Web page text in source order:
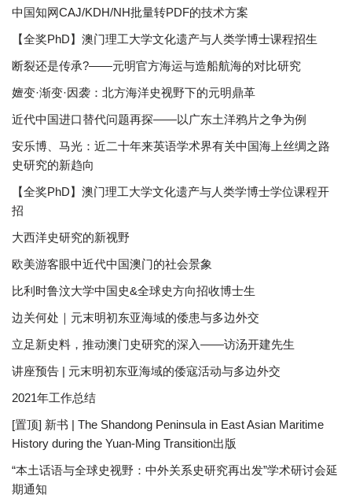
中国知网CAJ/KDH/NH批量转PDF的技术方案
【全奖PhD】澳门理工大学文化遗产与人类学博士课程招生
断裂还是传承?——元明官方海运与造船航海的对比研究
嬗变·渐变·因袭：北方海洋史视野下的元明鼎革
近代中国进口替代问题再探——以广东土洋鸦片之争为例
安乐博、马光：近二十年来英语学术界有关中国海上丝绸之路
史研究的新趋向
【全奖PhD】澳门理工大学文化遗产与人类学博士学位课程开
招
大西洋史研究的新视野
欧美游客眼中近代中国澳门的社会景象
比利时鲁汶大学中国史&全球史方向招收博士生
边关何处｜元末明初东亚海域的倭患与多边外交
立足新史料，推动澳门史研究的深入——访汤开建先生
讲座预告 | 元末明初东亚海域的倭寇活动与多边外交
2021年工作总结
[置顶] 新书 | The Shandong Peninsula in East Asian Maritime
History during the Yuan-Ming Transition出版
“本土话语与全球史视野：中外关系史研究再出发”学术研讨会延
期通知